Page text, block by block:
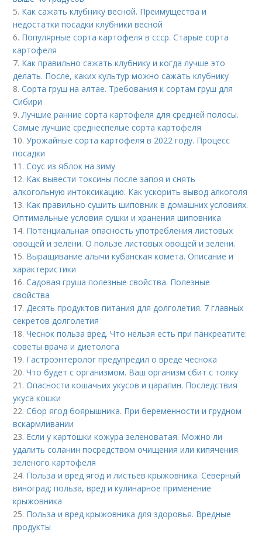
5. Как сажать клубнику весной. Преимущества и
недостатки посадки клубники весной
6. Популярные сорта картофеля в ссср. Старые сорта
картофеля
7. Как правильно сажать клубнику и когда лучше это
делать. После, каких культур можно сажать клубнику
8.Сорта груш на алтае. Требования к сортам груш для
Сибири
9.Лучшие ранние сорта картофеля для средней полосы.
Самые лучшие среднеспелые сорта картофеля
10.Урожайные сорта картофеля в 2022 году. Процесс
посадки
11.Соус из яблок на зиму
12. Как вывести токсины после запоя и снять
алкогольную интоксикацию. Как ускорить вывод алкоголя
13. Как правильно сушить шиповник в домашних условиях.
Оптимальные условия сушки и хранения шиповника
14. Потенциальная опасность употребления листовых
овощей и зелени. О пользе листовых овощей и зелени.
15. Выращивание алычи кубанская комета. Описание и
характеристики
16.Садовая груша полезные свойства. Полезные
свойства
17.Десять продуктов питания для долголетия. 7 главных
секретов долголетия
18.Чеснок польза вред. Что нельзя есть при панкреатите:
советы врача и диетолога
19. Гастроэнтеролог предупредил о вреде чеснока
20.Что будет с организмом. Ваш организм сбит с толку
21.Опасности кошачьих укусов и царапин. Последствия
укуса кошки
22.Сбор ягод боярышника. При беременности и грудном
вскармливании
23. Если у картошки кожура зеленоватая. Можно ли
удалить соланин посредством очищения или кипячения
зеленого картофеля
24. Польза и вред ягод и листьев крыжовника. Северный
виноград: польза, вред и кулинарное применение
крыжовника
25. Польза и вред крыжовника для здоровья. Вредные
продукты